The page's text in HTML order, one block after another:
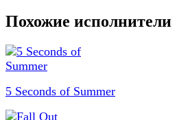
Похожие исполнители
5 Seconds of Summer